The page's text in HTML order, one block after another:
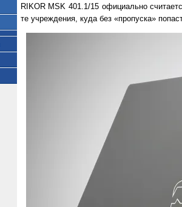
RIKOR MSK 401.1/15 официально
те учреждения, куда без «пропуска»